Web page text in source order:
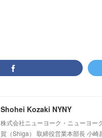
Shohei Kozaki NYNY
株式会社ニューヨーク・ニューヨ
賀（Shiga） 取締役営業本部長 小崎